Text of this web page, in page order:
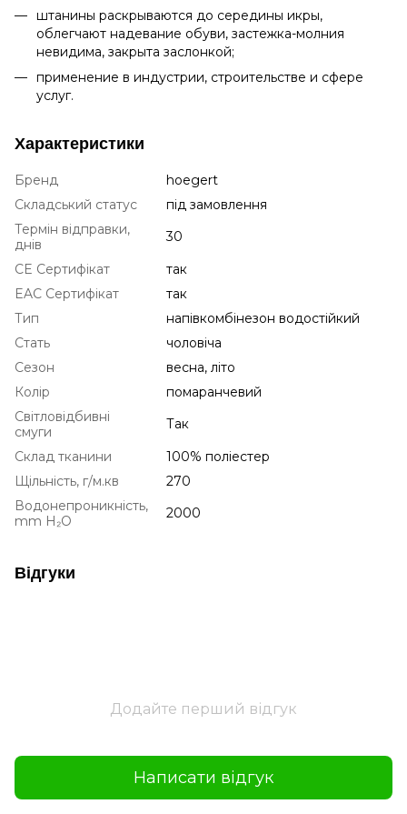
штанины раскрываются до середины икры,
облегчают надевание обуви, застежка-молния
невидима, закрыта заслонкой;
применение в индустрии, строительстве и сфере
услуг.
Характеристики
Бренд
hoegert
Складський статус
під замовлення
Термін відправки,
днів
30
CE Сертифікат
так
EAC Сертифікат
так
Тип
напівкомбінезон водостійкий
Стать
чоловіча
Сезон
весна, літо
Колір
помаранчевий
Світловідбивні
смуги
Так
Склад тканини
100% поліестер
Щільність, г/м.кв
270
Водонепроникність,
mm H₂O
2000
Відгуки
Додайте перший відгук
Написати відгук